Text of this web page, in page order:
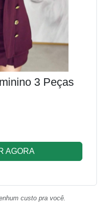
3 Peças
AGORA
custo pra você.